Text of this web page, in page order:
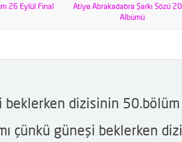
26 Eylül Final
Atiye Abrakadabra Şarkı Sözü
Albümü
beklerken dizisinin
çünkü güneşi beklerken